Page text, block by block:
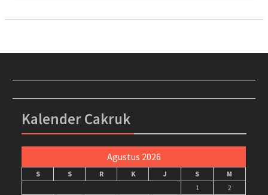
Kalender Cakruk
Agustus 2026
S S R K J S
M
1
2